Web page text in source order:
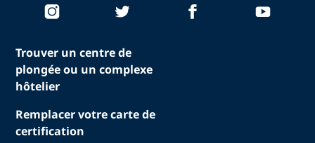
Trouver un centre de
plongée ou un complexe
hôtelier
Remplacer votre carte de
certification